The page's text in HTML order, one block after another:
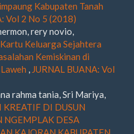
Kabupaten Tanah
Vol 2 No 5 (2018)
rery novio,
Keluarga Sejahtera
Kemiskinan di
, JURNAL BUANA: Vol
rahma tania, Sri Mariya,
KREATIF DI DUSUN
NGEMPLAK DESA